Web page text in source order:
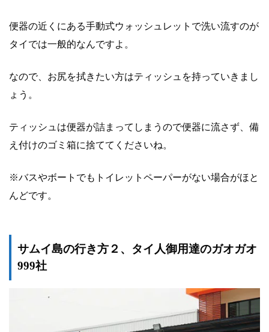
便器の近くにある手動式ウォッシュレットで洗い流すのが
タイでは一般的なんですよ。
なので、お尻を拭きたい方はティッシュを持っていきまし
ょう。
ティッシュは便器が詰まってしまうので便器に流さず、備
え付けのゴミ箱に捨ててくださいね。
※バスやボートでもトイレットペーパーがない場合がほと
んどです。
サムイ島の行き方２、タイ人御用達のガオガオ
999社